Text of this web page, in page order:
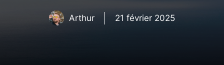
Arthur 21 février 2025